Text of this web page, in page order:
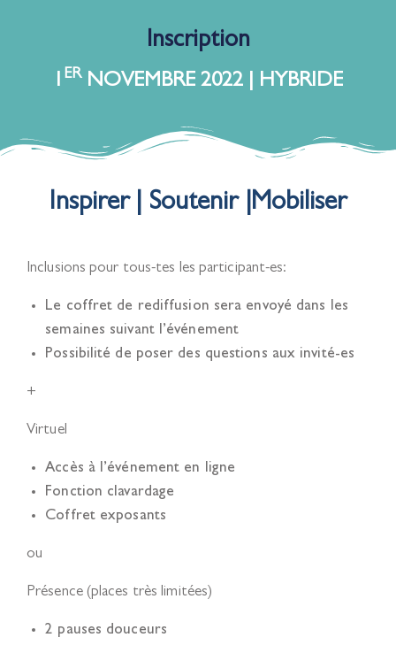
Inscription
1 ERNOVEMBRE 2022 | HYBRIDE
Inspirer | Soutenir |Mobiliser
Inclusions pour tous-tes les participant-es:
Le coffret de rediffusion sera envoyé dans les
semaines suivant l’événement
Possibilité de poser des questions aux invité-es
+
Virtuel
Accès à l’événement en ligne
Fonction clavardage
Coffret exposants
ou
Présence (places très limitées)
2 pauses douceurs